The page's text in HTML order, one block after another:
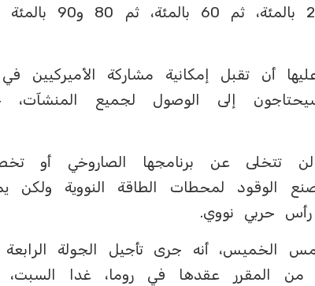
بضعة أسابيع فقط للوصول إلى 20 بالمئة، ثم 60
أن تقبل إمكانية مشاركة الأميركيين
إلى الوصول لجميع المنشآت،
تتخلى عن برنامجها الصاروخي أو
الوقود لمحطات الطاقة النووية ولكن
رأس حربي نووي.
أمس الخميس، أنه جرى تأجيل الجولة
من المقرر عقدها في روما، غدا السبت،